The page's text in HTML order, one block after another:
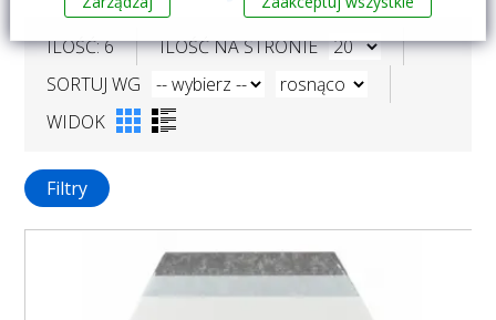
ILOŚĆ: 6
ILOŚĆ NA STRONIE
SORTUJ WG
WIDOK
Filtry